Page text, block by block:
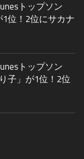
トップソン
位！2位にサカナ
トップソン
子」が1位！2位